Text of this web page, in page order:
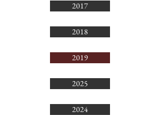
2017
2018
2019
2025
2024